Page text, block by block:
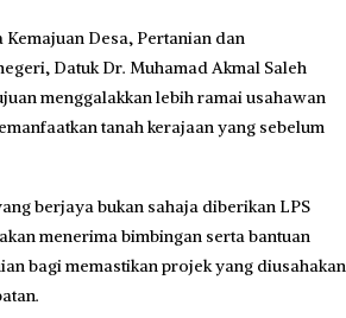
Kemajuan Desa, Pertanian dan
Datuk Dr. Muhamad Akmal Saleh
menggalakkan lebih ramai usahawan
tanah kerajaan yang sebelum
berjaya bukan sahaja diberikan LPS
menerima bimbingan serta bantuan
bagi memastikan projek yang diusahakan